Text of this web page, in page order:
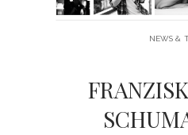
IMPRESSUM &
NEWS &